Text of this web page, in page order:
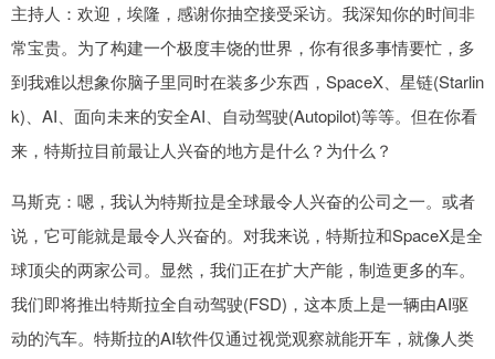
主持人：欢迎，埃隆，感谢你抽空接受采访。我深知你的时间非
常宝贵。为了构建一个极度丰饶的世界，你有很多事情要忙，多
到我难以想象你脑子里同时在装多少东西，SpaceX、星链(Starlin
k)、AI、面向未来的安全AI、自动驾驶(Autopilot)等等。但在你看
来，特斯拉目前最让人兴奋的地方是什么？为什么？
马斯克：嗯，我认为特斯拉是全球最令人兴奋的公司之一。或者
说，它可能就是最令人兴奋的。对我来说，特斯拉和SpaceX是全
球顶尖的两家公司。显然，我们正在扩大产能，制造更多的车。
我们即将推出特斯拉全自动驾驶(FSD)，这本质上是一辆由AI驱
动的汽车。特斯拉的AI软件仅通过视觉观察就能开车，就像人类